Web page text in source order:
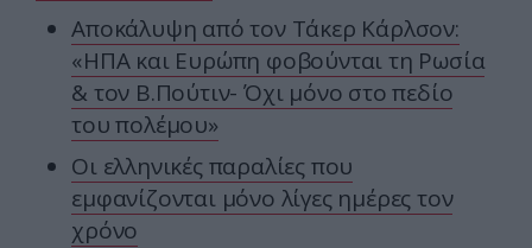
Αποκάλυψη από τον Τάκερ Κάρλσον:
«ΗΠΑ και Ευρώπη φοβούνται τη Ρωσία
& τον Β.Πούτιν- Όχι μόνο στο πεδίο
του πολέμου»
Οι ελληνικές παραλίες που
εμφανίζονται μόνο λίγες ημέρες τον
χρόνο